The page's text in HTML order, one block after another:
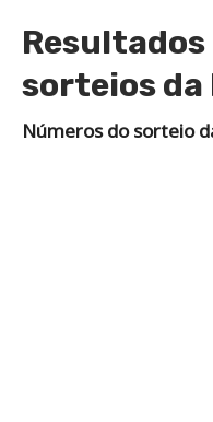
sorteios da
Números do sorteio